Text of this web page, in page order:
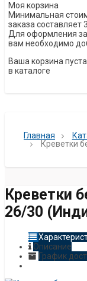
Моя корзина
Минимальная
заказа составляет
Для оформления
вам необходимо
Ваша корзина
в каталоге
Главная
Креветки
Креветки
26/30
Описание
График